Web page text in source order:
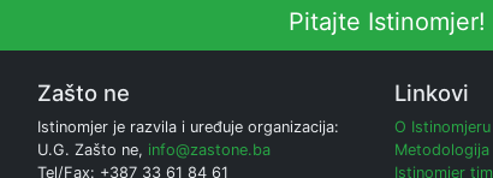
Pitajte Istinomjer!
Zašto ne
Istinomjer je razvila i uređuje organizacija:
U.G. Zašto ne, info@zastone.ba
Tel/Fax: +387 33 61 84 61
Linkovi
O Istinomjeru
Metodologija
Istinomjer tim